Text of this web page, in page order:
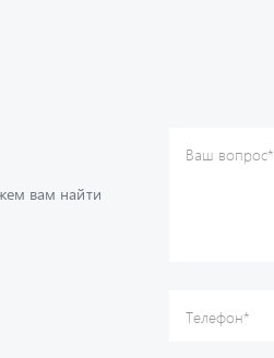
вам найти
Ваш вопрос*